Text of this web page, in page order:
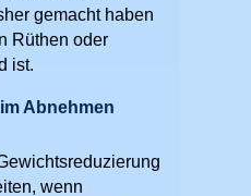
gemacht haben
Rüthen oder
ist.
Abnehmen
wenn